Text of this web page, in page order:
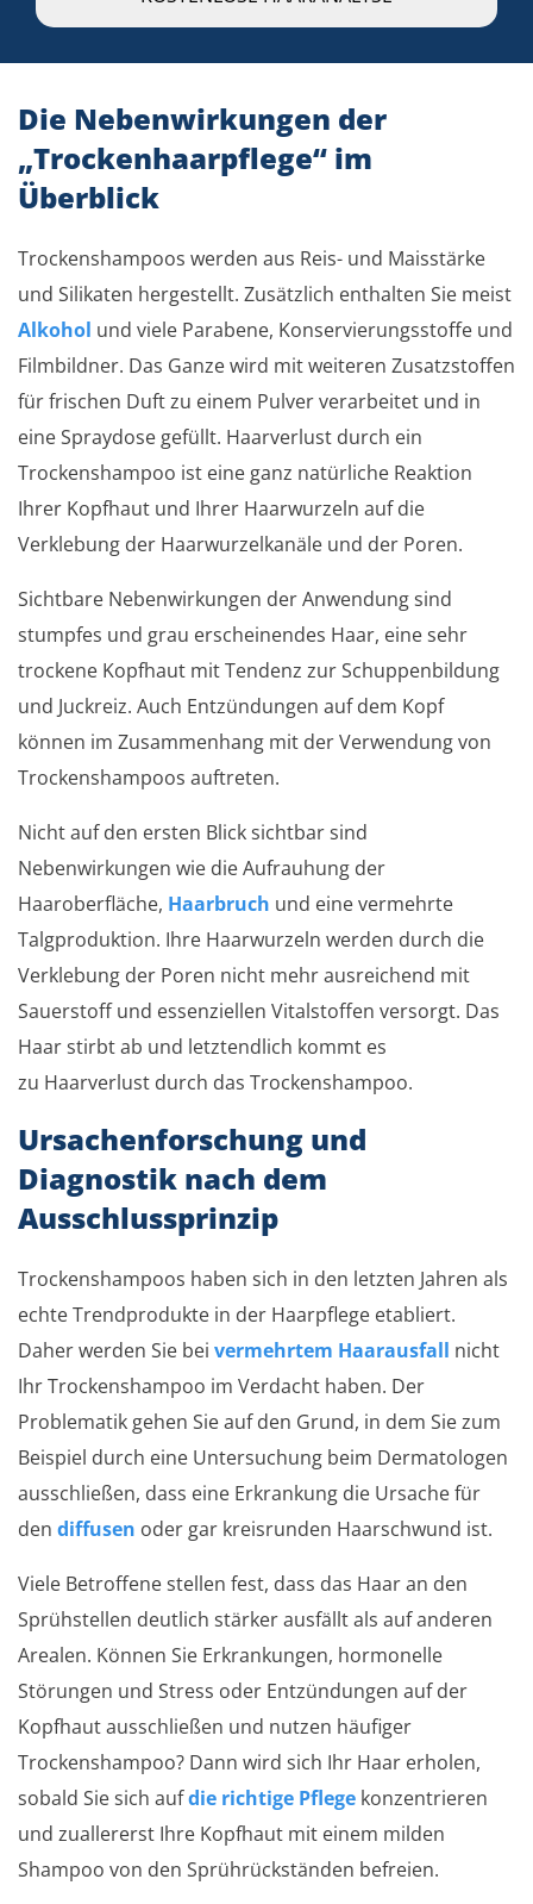
Die Nebenwirkungen der
„Trockenhaarpflege“ im
Überblick
Trockenshampoos werden aus Reis- und Maisstärke
und Silikaten hergestellt. Zusätzlich enthalten Sie meist
Alkohol und viele Parabene, Konservierungsstoffe und
Filmbildner. Das Ganze wird mit weiteren Zusatzstoffen
für frischen Duft zu einem Pulver verarbeitet und in
eine Spraydose gefüllt. Haarverlust durch ein
Trockenshampoo ist eine ganz natürliche Reaktion
Ihrer Kopfhaut und Ihrer Haarwurzeln auf die
Verklebung der Haarwurzelkanäle und der Poren.
Sichtbare Nebenwirkungen der Anwendung sind
stumpfes und grau erscheinendes Haar, eine sehr
trockene Kopfhaut mit Tendenz zur Schuppenbildung
und Juckreiz. Auch Entzündungen auf dem Kopf
können im Zusammenhang mit der Verwendung von
Trockenshampoos auftreten.
Nicht auf den ersten Blick sichtbar sind
Nebenwirkungen wie die Aufrauhung der
Haaroberfläche, Haarbruch und eine vermehrte
Talgproduktion. Ihre Haarwurzeln werden durch die
Verklebung der Poren nicht mehr ausreichend mit
Sauerstoff und essenziellen Vitalstoffen versorgt. Das
Haar stirbt ab und letztendlich kommt es
zu Haarverlust durch das Trockenshampoo.
Ursachenforschung und
Diagnostik nach dem
Ausschlussprinzip
Trockenshampoos haben sich in den letzten Jahren als
echte Trendprodukte in der Haarpflege etabliert.
Daher werden Sie bei vermehrtem Haarausfall nicht
Ihr Trockenshampoo im Verdacht haben. Der
Problematik gehen Sie auf den Grund, in dem Sie zum
Beispiel durch eine Untersuchung beim Dermatologen
ausschließen, dass eine Erkrankung die Ursache für
den diffusen oder gar kreisrunden Haarschwund ist.
Viele Betroffene stellen fest, dass das Haar an den
Sprühstellen deutlich stärker ausfällt als auf anderen
Arealen. Können Sie Erkrankungen, hormonelle
Störungen und Stress oder Entzündungen auf der
Kopfhaut ausschließen und nutzen häufiger
Trockenshampoo? Dann wird sich Ihr Haar erholen,
sobald Sie sich aufdie richtige Pflege konzentrieren
und zuallererst Ihre Kopfhaut mit einem milden
Shampoo von den Sprührückständen befreien.